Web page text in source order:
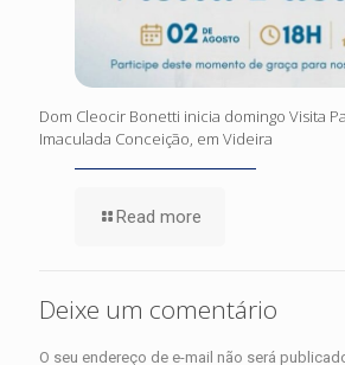
Dom Cleocir Bonetti inicia domingo Visita
Imaculada Conceição, em Videira
Read more
Deixe um comentário
O seu endereço de e-mail não será